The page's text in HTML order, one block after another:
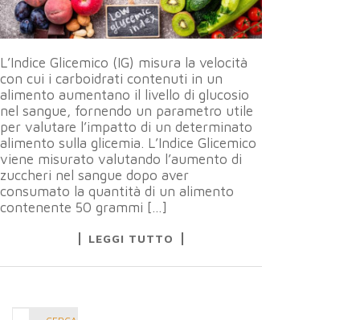
L’Indice Glicemico (IG) misura la velocità
con cui i carboidrati contenuti in un
alimento aumentano il livello di glucosio
nel sangue, fornendo un parametro utile
per valutare l’impatto di un determinato
alimento sulla glicemia. L’Indice Glicemico
viene misurato valutando l’aumento di
zuccheri nel sangue dopo aver
consumato la quantità di un alimento
contenente 50 grammi […]
LEGGI TUTTO